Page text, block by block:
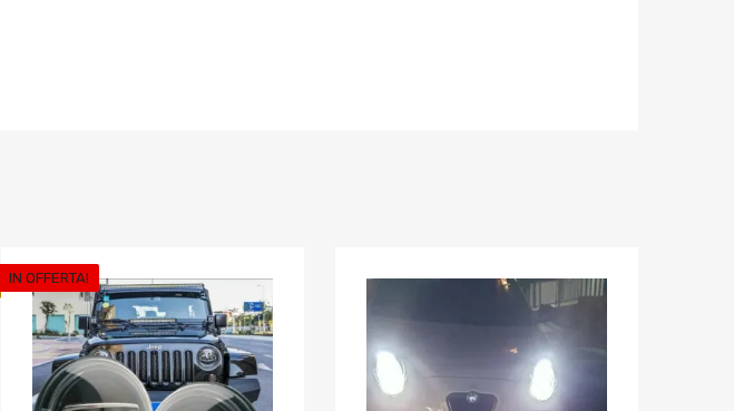
ai preferiti
al confronto
IN OFFERTA!
Aggiungi al confronto